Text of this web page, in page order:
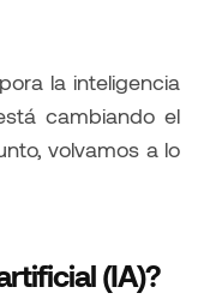
la inteligencia
cambiando el
volvamos a lo
(IA)?